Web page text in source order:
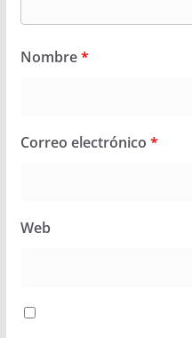
Nombre*
Correo electrónico *
Web